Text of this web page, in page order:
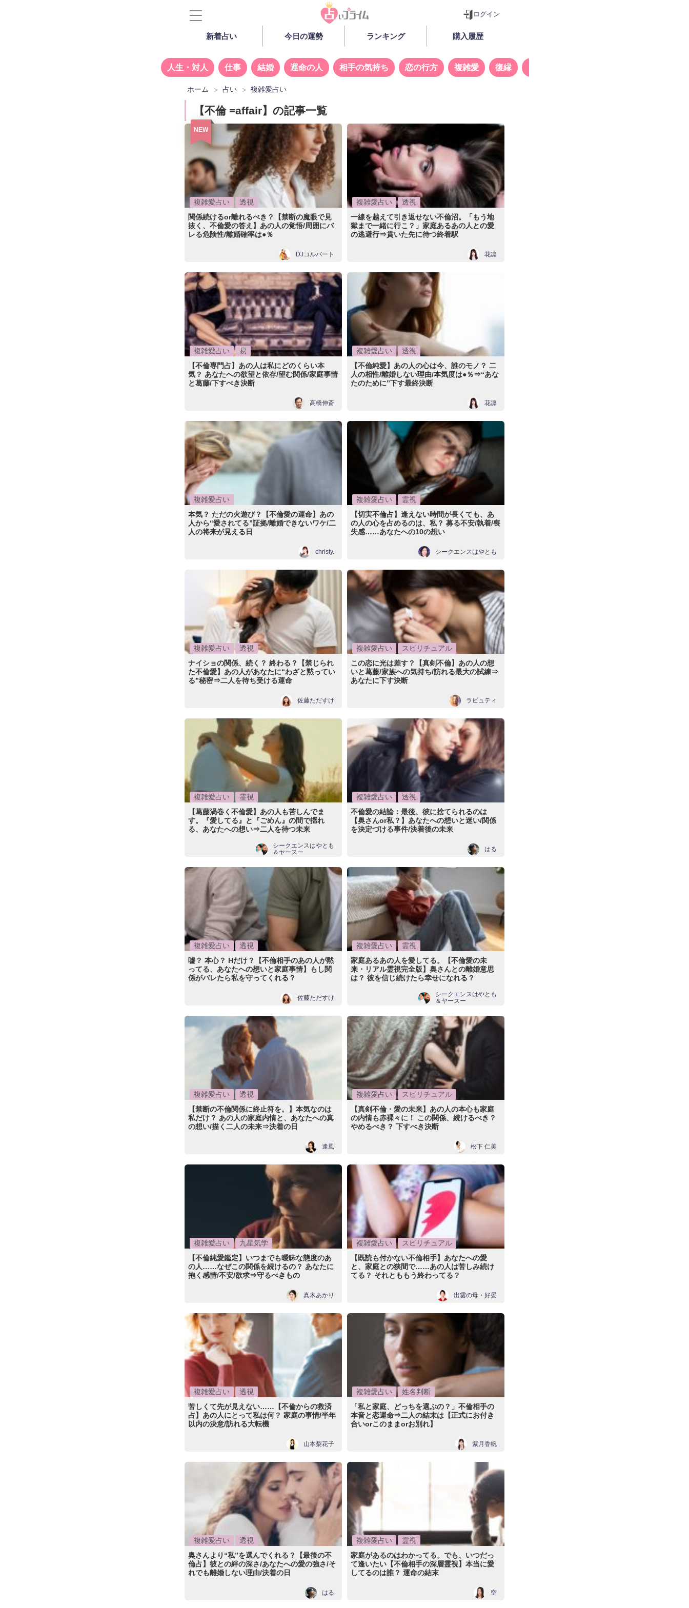
ログイン
新着占い 今日の運勢 ランキング 購入履歴
人生・対人 仕事 結婚 運命の人 相手の気持ち 恋の行方 複雑愛 復縁
ホーム 占い 複雑愛占い
【不倫 =affair】の記事一覧
NEW
複雑愛占い
透視
関係続けるor離れるべき？【禁断の魔眼で見
抜く、不倫愛の答え】あの人の覚悟/周囲にバ
レる危険性/離婚確率は●％
DJコルバート
複雑愛占い
透視
一線を越えて引き返せない不倫沼。「もう地
獄まで一緒に行こ？」家庭あるあの人との愛
の逃避行⇒貫いた先に待つ終着駅
花凛
複雑愛占い
易
【不倫専門占】あの人は私にどのくらい本
気？ あなたへの欲望と依存/望む関係/家庭事情
と葛藤/下すべき決断
高橋伸斎
複雑愛占い
透視
【不倫純愛】あの人の心は今、誰のモノ？ 二
人の相性/離婚しない理由/本気度は●％⇒“あな
たのために”下す最終決断
花凛
複雑愛占い
本気？ ただの火遊び？【不倫愛の運命】あの
人から“愛されてる”証拠/離婚できないワケ/二
人の将来が見える日
christy.
複雑愛占い
霊視
【切実不倫占】逢えない時間が長くても、あ
の人の心を占めるのは、私？ 募る不安/執着/喪
失感……あなたへの10の想い
シークエンスはやとも
複雑愛占い
透視
ナイショの関係、続く？ 終わる？【禁じられ
た不倫愛】あの人があなたに“わざと黙ってい
る”秘密⇒二人を待ち受ける運命
佐藤ただすけ
複雑愛占い
スピリチュアル
この恋に光は差す？【真剣不倫】あの人の想
いと葛藤/家族への気持ち/訪れる最大の試練⇒
あなたに下す決断
ラビュティ
複雑愛占い
霊視
【葛藤渦巻く不倫愛】あの人も苦しんでま
す。『愛してる』と『ごめん』の間で揺れ
る、あなたへの想い⇒二人を待つ未来
シークエンスはやとも
＆ヤースー
複雑愛占い
透視
不倫愛の結論：最後、彼に捨てられるのは
【奥さんor私？】あなたへの想いと迷い/関係
を決定づける事件/決着後の未来
はる
複雑愛占い
透視
嘘？ 本心？ Hだけ？【不倫相手のあの人が黙
ってる、あなたへの想いと家庭事情】もし関
係がバレたら私を守ってくれる？
佐藤ただすけ
複雑愛占い
霊視
家庭あるあの人を愛してる。【不倫愛の未
来・リアル霊視完全版】奥さんとの離婚意思
は？ 彼を信じ続けたら幸せになれる？
シークエンスはやとも
＆ヤースー
複雑愛占い
透視
【禁断の不倫関係に終止符を。】本気なのは
私だけ？ あの人の家庭内情と、あなたへの真
の想い/描く二人の未来⇒決着の日
逢風
複雑愛占い
スピリチュアル
【真剣不倫・愛の未来】あの人の本心も家庭
の内情も赤裸々に！ この関係、続けるべき？
やめるべき？ 下すべき決断
松下 仁美
複雑愛占い
九星気学
【不倫純愛鑑定】いつまでも曖昧な態度のあ
の人……なぜこの関係を続けるの？ あなたに
抱く感情/不安/欲求⇒守るべきもの
真木あかり
複雑愛占い
スピリチュアル
【既読も付かない不倫相手】あなたへの愛
と、家庭との狭間で……あの人は苦しみ続け
てる？ それとももう終わってる？
出雲の母・好晏
複雑愛占い
透視
苦しくて先が見えない……【不倫からの救済
占】あの人にとって私は何？ 家庭の事情/半年
以内の決意/訪れる大転機
山本梨花子
複雑愛占い
姓名判断
「私と家庭、どっちを選ぶの？」不倫相手の
本音と恋運命⇒二人の結末は【正式にお付き
合いorこのままorお別れ】
紫月香帆
複雑愛占い
透視
奥さんより“私”を選んでくれる？【最後の不
倫占】彼との絆の深さ/あなたへの愛の強さ/そ
れでも離婚しない理由/決着の日
はる
複雑愛占い
霊視
家庭があるのはわかってる。でも、いつだっ
て逢いたい【不倫相手の深層霊視】本当に愛
してるのは誰？ 運命の結末
空